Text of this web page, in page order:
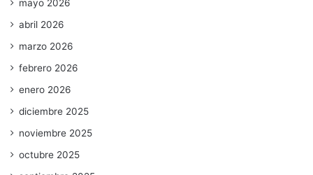
mayo 2026
abril 2026
marzo 2026
febrero 2026
enero 2026
diciembre 2025
noviembre 2025
octubre 2025